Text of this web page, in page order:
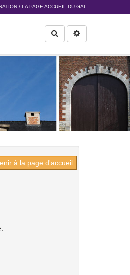
/ LA PAGE ACCUEIL DU GAL
Rechercher
à la page d'accueil